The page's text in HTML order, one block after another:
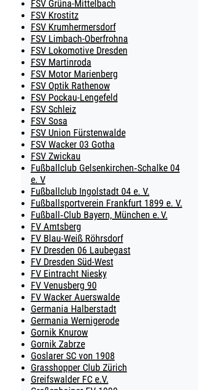
FSV Grüna-Mittelbach
FSV Krostitz
FSV Krumhermersdorf
FSV Limbach-Oberfrohna
FSV Lokomotive Dresden
FSV Martinroda
FSV Motor Marienberg
FSV Optik Rathenow
FSV Pockau-Lengefeld
FSV Schleiz
FSV Sosa
FSV Union Fürstenwalde
FSV Wacker 03 Gotha
FSV Zwickau
Fußballclub Gelsenkirchen‑Schalke 04
e. V
Fußballclub Ingolstadt 04 e. V.
Fußballsportverein Frankfurt 1899 e. V.
Fußball‑Club Bayern, München e. V.
FV Amtsberg
FV Blau-Weiß Röhrsdorf
FV Dresden 06 Laubegast
FV Dresden Süd-West
FV Eintracht Niesky
FV Venusberg 90
FV Wacker Auerswalde
Germania Halberstadt
Germania Wernigerode
Gornik Knurow
Gornik Zabrze
Goslarer SC von 1908
Grasshopper Club Zürich
Greifswalder FC e.V.